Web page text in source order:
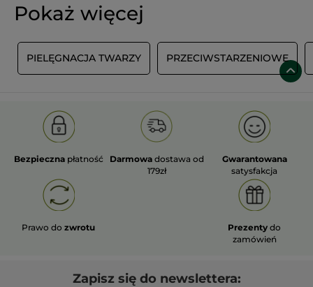
Pokaż więcej
PIELĘGNACJA TWARZY PRZECIWSTARZENIOWE
Bezpieczna płatność Darmowa dostawa od
179zł
Gwarantowana
satysfakcja
Prawo dozwrotu Prezenty do
zamówień
Zapisz się do newslettera: